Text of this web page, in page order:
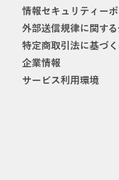
情報セキュリティー
外部送信規律に関す
特定商取引法に基づ
企業情報
サービス利用環境